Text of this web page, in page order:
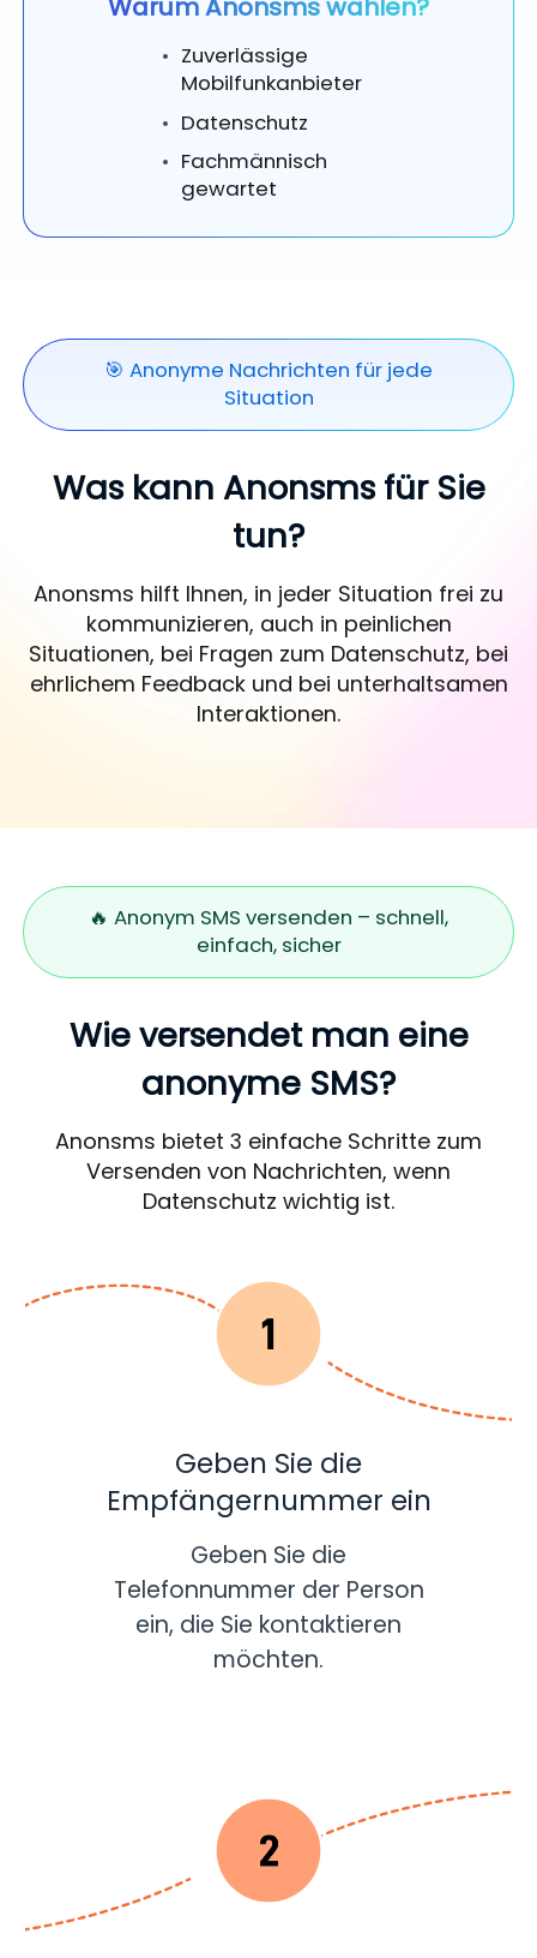
Warum Anonsms wählen?
Zuverlässige
Mobilfunkanbieter
Datenschutz
Fachmännisch
gewartet
🎯 Anonyme Nachrichten für jede
Situation
Was kann Anonsms für Sie
tun?
Anonsms hilft Ihnen, in jeder Situation frei zu
kommunizieren, auch in peinlichen
Situationen, bei Fragen zum Datenschutz, bei
ehrlichem Feedback und bei unterhaltsamen
Interaktionen.
🔥 Anonym SMS versenden – schnell,
einfach, sicher
Wie versendet man eine
anonyme SMS?
Anonsms bietet 3 einfache Schritte zum
Versenden von Nachrichten, wenn
Datenschutz wichtig ist.
Geben Sie die
Empfängernummer ein
Geben Sie die
Telefonnummer der Person
ein, die Sie kontaktieren
möchten.